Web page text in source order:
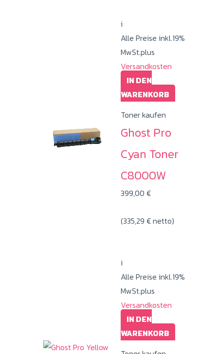
i
Alle Preise inkl.19%
MwSt.plus
Versandkosten
IN DEN
WARENKORB
Toner kaufen
Ghost Pro
Cyan Toner
C8000W
399,00 €
(335,29 €netto)
i
Alle Preise inkl.19%
MwSt.plus
Versandkosten
IN DEN
WARENKORB